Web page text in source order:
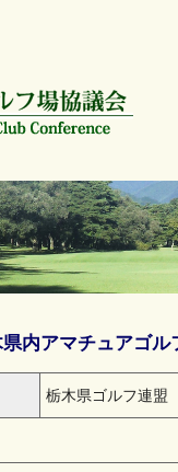
内アマチュアゴル
栃木県ゴルフ連盟